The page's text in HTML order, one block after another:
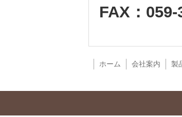
FAX：059-
ホーム 会社案内 製